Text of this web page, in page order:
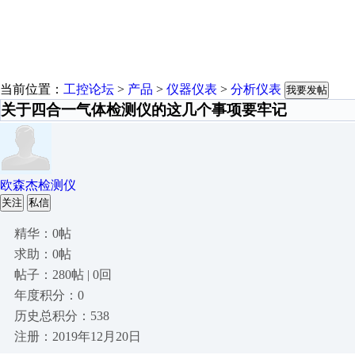
当前位置： 工控论坛 > 产品 > 仪器仪表 > 分析仪表 我要发帖
关于四合一气体检测仪的这几个事项要牢记
欧森杰检测仪
关注 私信
精华：0帖
求助：0帖
帖子：280帖 | 0回
年度积分：0
历史总积分：538
注册：2019年12月20日